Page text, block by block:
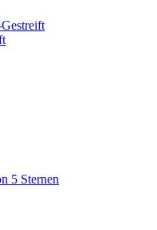
5 Sternen